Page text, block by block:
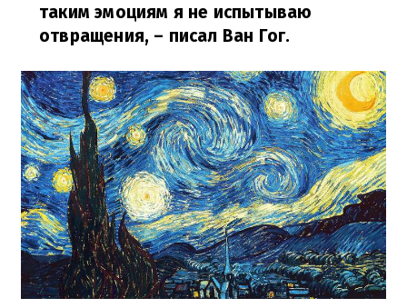
таким эмоциям я не испытываю
отвращения, – писал Ван Гог.